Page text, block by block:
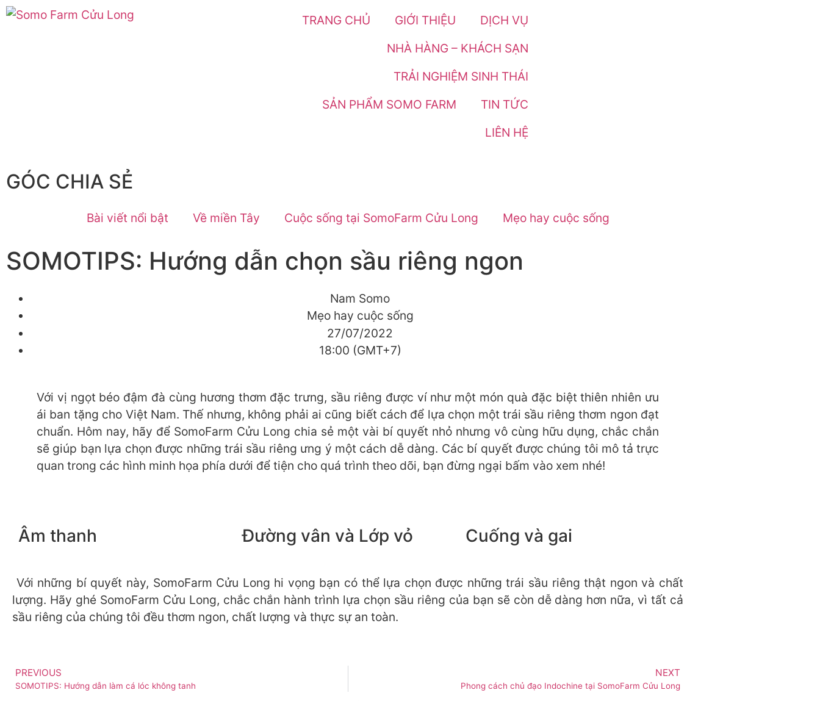
TRANG CHỦ GIỚI THIỆU
DỊCH VỤ
NHÀ HÀNG – KHÁCH SẠN
TRẢI NGHIỆM SINH THÁI
SẢN PHẨM SOMO FARM
TIN TỨC
LIÊN HỆ
GÓC CHIA SẺ
Bài viết nổi bật Về miền Tây Cuộc sống tại SomoFarm Cửu Long Mẹo hay cuộc sống
SOMOTIPS: Hướng dẫn chọn sầu riêng ngon
Nam Somo
Mẹo hay cuộc sống
27/07/2022
18:00 (GMT+7)
Với vị ngọt béo đậm đà cùng hương thơm đặc trưng, sầu riêng được ví như một món quà đặc biệt thiên nhiên ưu
ái ban tặng cho Việt Nam. Thế nhưng, không phải ai cũng biết cách để lựa chọn một trái sầu riêng thơm ngon đạt
chuẩn. Hôm nay, hãy để SomoFarm Cửu Long chia sẻ một vài bí quyết nhỏ nhưng vô cùng hữu dụng, chắc chắn
sẽ giúp bạn lựa chọn được những trái sầu riêng ưng ý một cách dễ dàng. Các bí quyết được chúng tôi mô tả trực
quan trong các hình minh họa phía dưới để tiện cho quá trình theo dõi, bạn đừng ngại bấm vào xem nhé!
Âm thanh Đường vân và Lớp vỏ Cuống và gai
Với những bí quyết này, SomoFarm Cửu Long hi vọng bạn có thể lựa chọn được những trái sầu riêng thật ngon và chất
lượng. Hãy ghé SomoFarm Cửu Long, chắc chắn hành trình lựa chọn sầu riêng của bạn sẽ còn dễ dàng hơn nữa, vì tất cả
sầu riêng của chúng tôi đều thơm ngon, chất lượng và thực sự an toàn.
PREVIOUS
SOMOTIPS: Hướng dẫn làm cá lóc không tanh
NEXT
Phong cách chủ đạo Indochine tại SomoFarm Cửu Long